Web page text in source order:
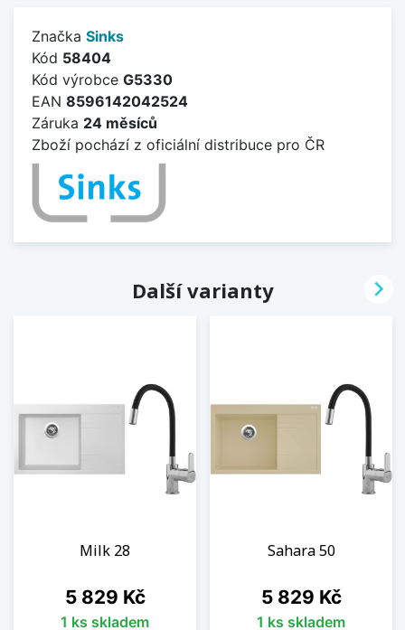
Značka Sinks
Kód 58404
Kód výrobce G5330
EAN 8596142042524
Záruka 24 měsíců
Zboží pochází z oficiální distribuce pro ČR
Další varianty
Milk 28
Cena
5 829 Kč
1 ks skladem
Sahara 50
Cena
5 829 Kč
1 ks skladem
